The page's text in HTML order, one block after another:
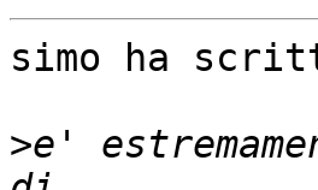
simo ha
>e'